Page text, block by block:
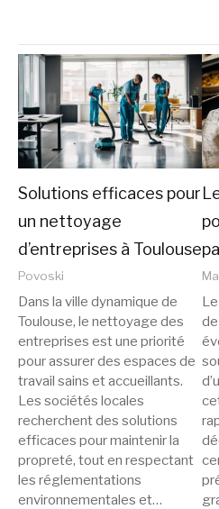
Solutions efficaces pour
un nettoyage
d’entreprises à Toulouse
Povoski
Dans la ville dynamique de
Toulouse, le nettoyage des
entreprises est une priorité
pour assurer des espaces de
travail sains et accueillants.
Les sociétés locales
recherchent des solutions
efficaces pour maintenir la
propreté, tout en respectant
les réglementations
environnementales et…